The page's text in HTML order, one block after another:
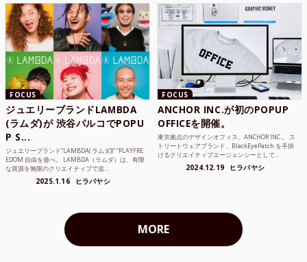
FOCUS
ジュエリーブランドLAMBDA
(ラムダ)が 渋谷パルコでPOPU
P S...
ジュエリーブランド“LAMBDA( ラムダ))” “PLAYFRE
EDOM 自由を遊べ。 LAMBDA（ラムダ）は、有限
な資源を無限のクリエイティブで追...
2025.1.16 ヒラバヤシ
FOCUS
ANCHOR INC.が初のPOPUP
OFFICEを開催。
東京拠点のデザインオフィス、ANCHOR INC.。 ス
トリートウェアブランド、BlackEyePatch を手掛
けるクリエイティブエージェンシーとして...
2024.12.19 ヒラバヤシ
MORE